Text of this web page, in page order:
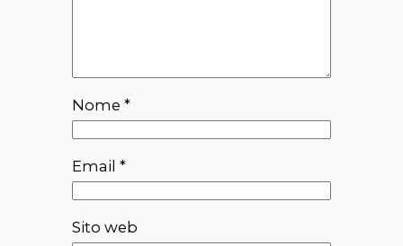
Nome *
Email *
Sito web